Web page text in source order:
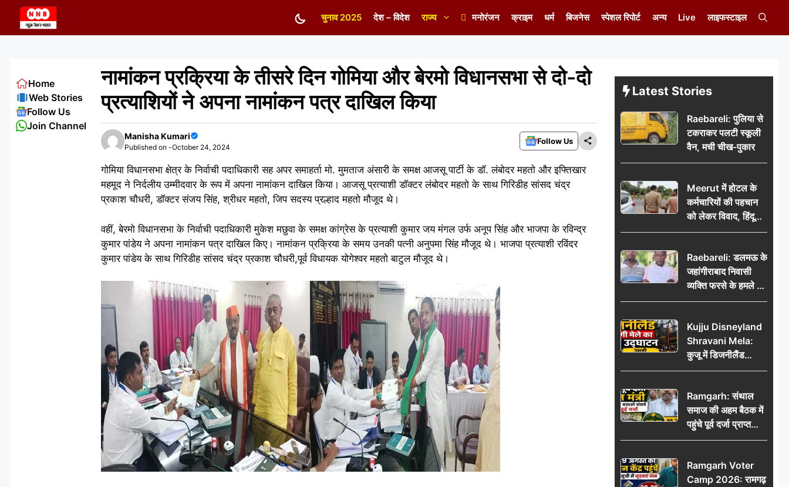
content
चुनाव 2025 देश – विदेश राज्य मनोरंजन क्राइम धर्म बिजनेस स्पेशल रिपोर्ट अन्य Live लाइफस्टाइल
नामांकन प्रक्रिया के तीसरे दिन गोमिया और बेरमो विधानसभा से दो-दो
प्रत्याशियों ने अपना नामांकन पत्र दाखिल किया
Manisha Kumari
Published on -October 24, 2024
Follow Us
गोमिया विधानसभा क्षेत्र के निर्वाची पदाधिकारी सह अपर समाहर्ता मो. मुमताज अंसारी के समक्ष आजसू पार्टी के डॉ. लंबोदर महतो और इफ्तिखार
महमूद ने निर्दलीय उम्मीदवार के रूप में अपना नामांकन दाखिल किया। आजसू प्रत्याशी डॉक्टर लंबोदर महतो के साथ गिरिडीह सांसद चंद्र
प्रकाश चौधरी, डॉक्टर संजय सिंह, श्रीधर महतो, जिप सदस्य प्रल्हाद महतो मौजूद थे।
वहीं, बेरमो विधानसभा के निर्वाची पदाधिकारी मुकेश मछुवा के समक्ष कांग्रेस के प्रत्याशी कुमार जय मंगल उर्फ अनूप सिंह और भाजपा के रविन्द्र
कुमार पांडेय ने अपना नामांकन पत्र दाखिल किए। नामांकन प्रक्रिया के समय उनकी पत्नी अनुपमा सिंह मौजूद थे। भाजपा प्रत्याशी रविंदर
कुमार पांडेय के साथ गिरिडीह सांसद चंद्र प्रकाश चौधरी,पूर्व विधायक योगेश्वर महतो बाटुल मौजूद थे।
Home
Web Stories
Follow Us
Join Channel
Latest Stories
Raebareli: पुलिया से
टकराकर पलटी स्कूली
वैन, मची चीख-पुकार
Meerut में होटल के
कर्मचारियों की पहचान
को लेकर विवाद, हिंदू
सुरक्षा संगठन ने उठाए
की मांग
Raebareli: डलमऊ के
जहांगीराबाद निवासी
व्यक्ति फरसे के हमले में
घायल थाने में शिकायत
हजार’, रकम न देने पर
कार्रवाई ठंडी!
Kujju Disneyland
Shravani Mela:
कुजू में डिजनीलैंड
श्रावणी मेले का भव्य
की भीड़
Ramgarh: संथाल
समाज की अहम बैठक में
पहुंचे पूर्व दर्जा प्राप्त
मंत्री, मरांग बुरू बचाओ
Ramgarh Voter
Camp 2026: रामगढ़